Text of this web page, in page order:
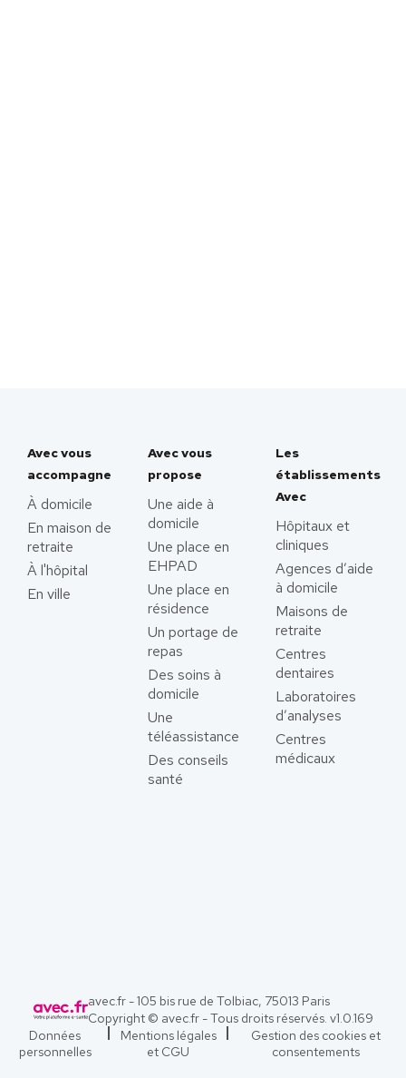
Avec vous
accompagne
À domicile
En maison de
retraite
À l'hôpital
En ville
Avec vous
propose
Une aide à
domicile
Une place en
EHPAD
Une place en
résidence
Un portage de
repas
Des soins à
domicile
Une
téléassistance
Des conseils
santé
Les
établissements
Avec
Hôpitaux et
cliniques
Agences d’aide
à domicile
Maisons de
retraite
Centres
dentaires
Laboratoires
d’analyses
Centres
médicaux
avec.fr - 105 bis rue de Tolbiac, 75013 Paris
Copyright © avec.fr - Tous droits réservés. v1.0.169
Données
personnelles
Mentions légales
et CGU
Gestion des cookies et
consentements